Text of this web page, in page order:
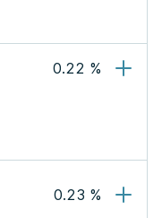
0.22 %
0.23 %